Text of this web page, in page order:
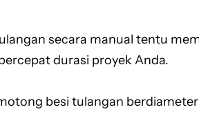
secara manual tentu
durasi proyek Anda.
besi tulangan